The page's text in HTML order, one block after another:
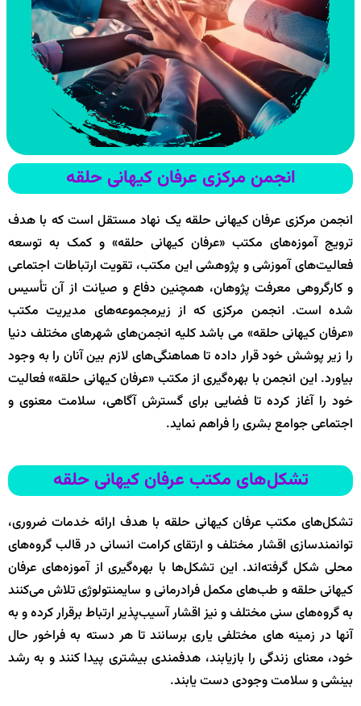
انجمن مرکزی عرفان کیهانی حلقه
انجمن مرکزی عرفان کیهانی حلقه یک نهاد مستقل است که با هدف
ترویج آموزه‌های مکتب «عرفان کیهانی حلقه» و کمک به توسعه
فعالیت‌های آموزشی و پژوهشی این مکتب، تقویت ارتباطات اجتماعی
و کارگروهی معرفت پژوهان، همچنین دفاع و صیانت از آن تأسیس
شده است. انجمن مرکزی که از زیرمجموعه‌های مدیریت مکتب
«عرفان کیهانی حلقه» می باشد کلیه انجمن‌های شهرهای مختلف دنیا
را زیر پوشش خود قرار داده تا هماهنگی‌های لازم بین آنان را به وجود
بیاورد. این انجمن با بهره‌گیری از مکتب «عرفان کیهانی حلقه» فعالیت
خود را آغاز کرده تا فضایی برای گسترش آگاهی، سلامت معنوی و
اجتماعی جوامع بشری را فراهم نماید.
تشکل‌های مکتب عرفان کیهانی حلقه
تشکل‌های مکتب عرفان کیهانی حلقه با هدف ارائه خدمات ضروری،
توانمندسازی اقشار مختلف و ارتقای کرامت انسانی در قالب گروه‌های
محلی شکل گرفته‌اند. این تشکل‌ها با بهره‌گیری از آموزه‌های عرفان
کیهانی حلقه و طب‌های مکمل فرادرمانی و سایمنتولوژی تلاش می‌کنند
به گروه‌های سنی مختلف و نیز اقشار آسیب‌پذیر ارتباط برقرار کرده و به
آنها در زمینه های مختلفی یاری برسانند تا هر دسته به فراخور حال
خود، معنای زندگی را بازیابند، هدفمندی بیشتری پیدا کنند و به رشد
بینشی و سلامت وجودی دست یابند.